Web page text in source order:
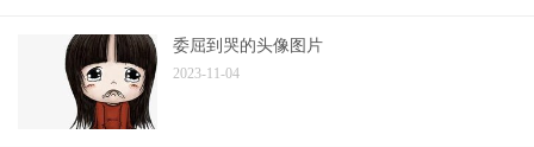
委屈到哭的头像图片
2023-11-04